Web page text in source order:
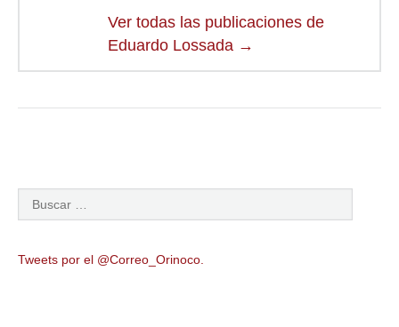
Ver todas las publicaciones de
Eduardo Lossada →
Tweets por el @Correo_Orinoco.